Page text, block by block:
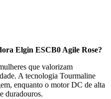
Elgin ESCB0 Agile Rose?
que valorizam
A tecnologia Tourmaline
enquanto o motor DC de alta
duradouros.